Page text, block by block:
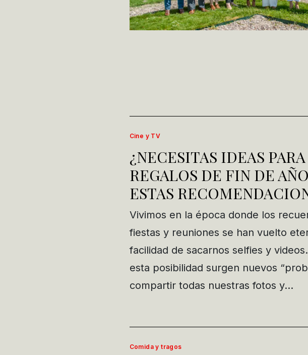
Cine y TV
¿NECESITAS IDEAS
REGALOS DE FIN DE
ESTAS
Vivimos en la época donde los
fiestas y reuniones se han vuelto
facilidad de sacarnos selfies y
esta posibilidad surgen nuevos
compartir todas nuestras fotos y…
Comida y tragos